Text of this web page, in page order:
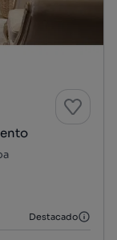
Destacado